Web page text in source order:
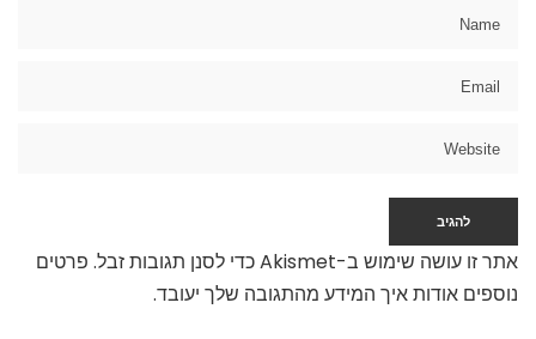
אתר זו עושה שימוש ב-Akismet כדי לסנן תגובות זבל.
פרטים
נוספים אודות איך המידע מהתגובה שלך יעובד.